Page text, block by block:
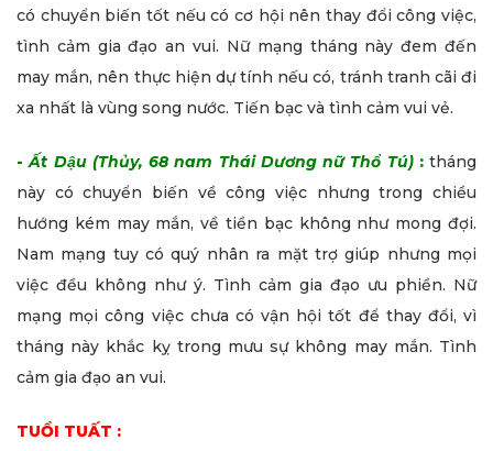
có chuyển biến tốt nếu có cơ hội nên thay đổi công việc,
tình cảm gia đạo an vui. Nữ mạng tháng này đem đến
may mắn, nên thực hiện dự tính nếu có, tránh tranh cãi đi
xa nhất là vùng song nước. Tiến bạc và tình cảm vui vẻ.
-Ất Dậu (Thủy, 68 nam Thái Dương nữ Thổ Tú) : tháng
này có chuyển biến về công việc nhưng trong chiều
hướng kém may mắn, về tiền bạc không như mong đợi.
Nam mạng tuy có quý nhân ra mặt trợ giúp nhưng mọi
việc đều không như ý. Tình cảm gia đạo ưu phiền. Nữ
mạng mọi công việc chưa có vận hội tốt để thay đổi, vì
tháng này khắc kỵ trong mưu sự không may mắn. Tình
cảm gia đạo an vui.
TUỔI TUẤT :